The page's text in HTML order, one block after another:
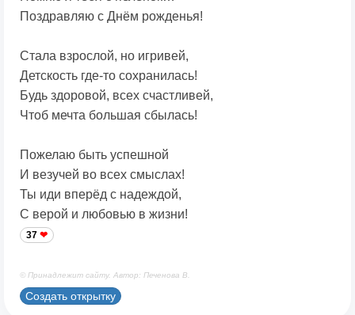
Поздравляю с Днём рожденья!
Стала взрослой, но игривей,
Детскость где-то сохранилась!
Будь здоровой, всех счастливей,
Чтоб мечта большая сбылась!
Пожелаю быть успешной
И везучей во всех смыслах!
Ты иди вперёд с надеждой,
С верой и любовью в жизни!
37
© Принадлежит сайту. Автор: Печенова В.
Создать открытку